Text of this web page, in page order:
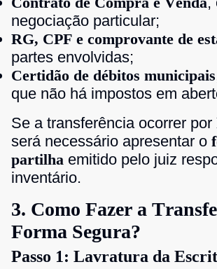
negociação particular;
RG, CPF e comprovante de
partes envolvidas;
Certidão de débitos municipais
que não há impostos em
Se a transferência ocorrer por
será necessário apresentar o
partilha emitido pelo juiz
inventário.
3. Como Fazer a
Forma Segura?
Passo 1: Lavratura da